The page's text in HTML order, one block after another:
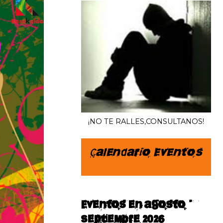
¡NO TE RALLES,CONSULTANOS!
Calendario Eventos
Eventos en agosto–
septiembre 2026